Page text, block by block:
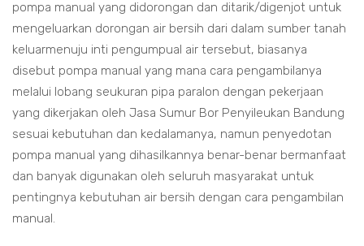
pompa manual yang didorongan dan ditarik/digenjot untuk
mengeluarkan dorongan air bersih dari dalam sumber tanah
keluarmenuju inti pengumpual air tersebut, biasanya
disebut pompa manual yang mana cara pengambilanya
melalui lobang seukuran pipa paralon dengan pekerjaan
yang dikerjakan oleh Jasa Sumur Bor Penyileukan Bandung
sesuai kebutuhan dan kedalamanya, namun penyedotan
pompa manual yang dihasilkannya benar-benar bermanfaat
dan banyak digunakan oleh seluruh masyarakat untuk
pentingnya kebutuhan air bersih dengan cara pengambilan
manual.